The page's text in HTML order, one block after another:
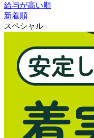
給与が高い順
新着順
スペシャル